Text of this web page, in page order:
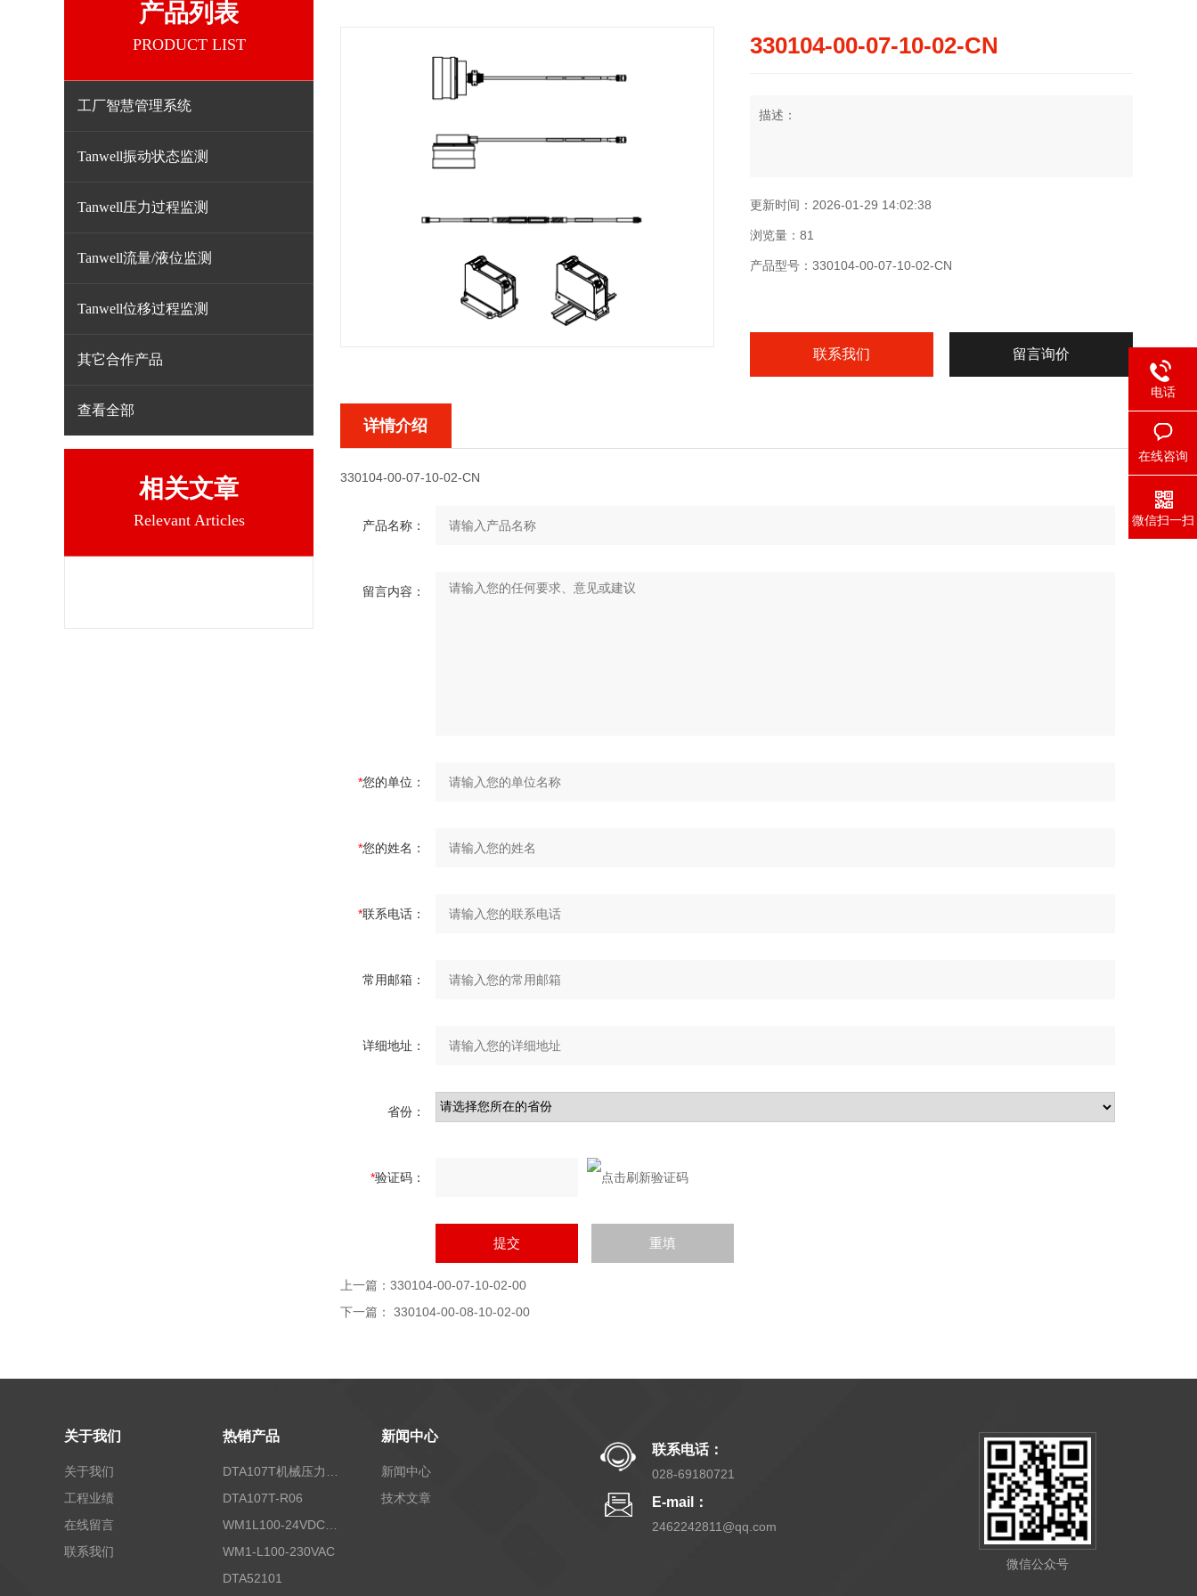
产品列表
PRODUCT LIST
工厂智慧管理系统
Tanwell振动状态监测
Tanwell压力过程监测
Tanwell流量/液位监测
Tanwell位移过程监测
其它合作产品
查看全部
相关文章
Relevant Articles
330104-00-07-10-02-CN
描述：
更新时间：2026-01-29 14:02:38
浏览量：81
产品型号：330104-00-07-10-02-CN
联系我们 留言询价
详情介绍
330104-00-07-10-02-CN
产品名称：
留言内容：
*您的单位：
*您的姓名：
*联系电话：
常用邮箱：
详细地址：
省份：
*验证码：
上一篇： 330104-00-07-10-02-00
下一篇： 330104-00-08-10-02-00
关于我们
关于我们
工程业绩
在线留言
联系我们
热销产品
DTA107T-R06
WM1-L100-230VAC
DTA52101
新闻中心
新闻中心
技术文章
联系电话：
028-69180721
E-mail：
2462242811@qq.com
微信公众号
电话
在线咨询
微信扫一扫